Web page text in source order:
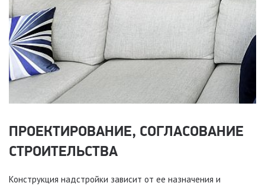
ПРОЕКТИРОВАНИЕ, СОГЛАСОВАНИЕ
СТРОИТЕЛЬСТВА
Конструкция надстройки зависит от ее назначения и